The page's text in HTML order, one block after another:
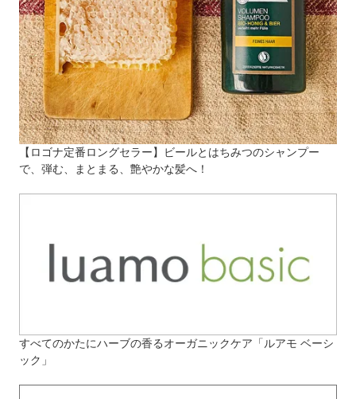
【ロゴナ定番ロングセラー】ビールとはちみつのシャンプー
で、弾む、まとまる、艶やかな髪へ！
すべてのかたにハーブの香るオーガニックケア「ルアモ ベーシ
ック」